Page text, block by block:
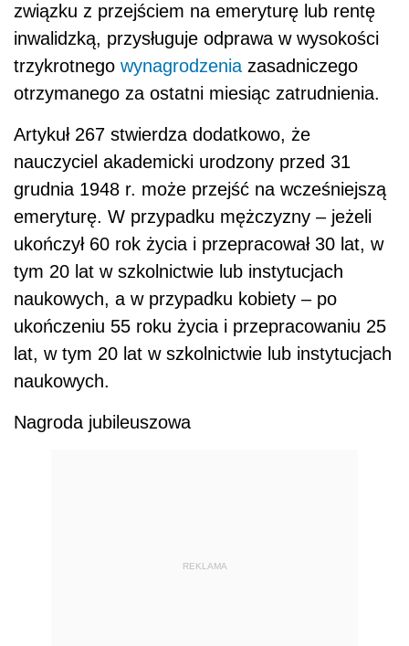
związku z przejściem na emeryturę lub rentę
inwalidzką, przysługuje odprawa w wysokości
trzykrotnego wynagrodzenia zasadniczego
otrzymanego za ostatni miesiąc zatrudnienia.
Artykuł 267 stwierdza dodatkowo, że
nauczyciel akademicki urodzony przed 31
grudnia 1948 r. może przejść na wcześniejszą
emeryturę. W przypadku mężczyzny – jeżeli
ukończył 60 rok życia i przepracował 30 lat, w
tym 20 lat w szkolnictwie lub instytucjach
naukowych, a w przypadku kobiety – po
ukończeniu 55 roku życia i przepracowaniu 25
lat, w tym 20 lat w szkolnictwie lub instytucjach
naukowych.
Nagroda jubileuszowa
REKLAMA